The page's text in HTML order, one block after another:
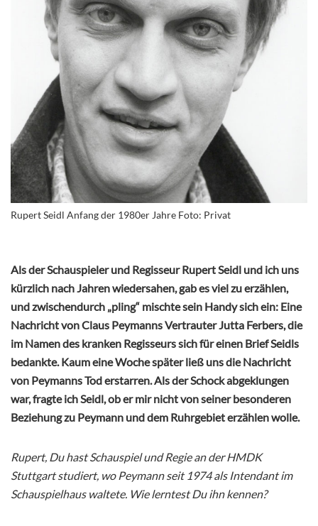
Rupert Seidl Anfang der 1980er Jahre Foto: Privat
Als der Schauspieler und Regisseur Rupert Seidl und ich uns
kürzlich nach Jahren wiedersahen, gab es viel zu erzählen,
und zwischendurch „pling“ mischte sein Handy sich ein: Eine
Nachricht von Claus Peymanns Vertrauter Jutta Ferbers, die
im Namen des kranken Regisseurs sich für einen Brief Seidls
bedankte. Kaum eine Woche später ließ uns die Nachricht
von Peymanns Tod erstarren. Als der Schock abgeklungen
war, fragte ich Seidl, ob er mir nicht von seiner besonderen
Beziehung zu Peymann und dem Ruhrgebiet erzählen wolle.
Rupert, Du hast Schauspiel und Regie an der HMDK
Stuttgart studiert, wo Peymann seit 1974 als Intendant im
Schauspielhaus waltete. Wie lerntest Du ihn kennen?